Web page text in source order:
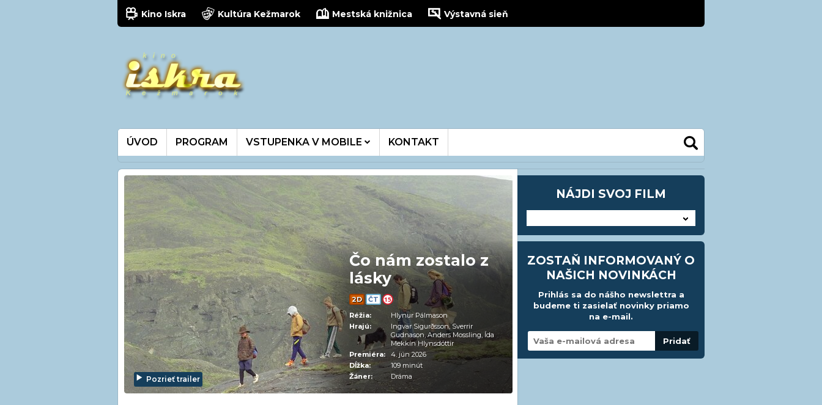
Kino Iskra Kultúra Kežmarok Mestská knižnica Výstavná sieň
ÚVOD PROGRAM VSTUPENKA V MOBILE KONTAKT
Pozrieť trailer
Čo nám zostalo z
lásky
2D ČT
15
Réžia:
Hlynur Pálmason
Hrajú:
Ingvar Sigurðsson, Sverrir
Gudnason, Anders Mossling, Ída
Mekkín Hlynsdóttir
Premiéra:
4. jún 2026
Dĺžka:
109 minút
Žáner:
Dráma
NÁJDI SVOJ FILM
ZOSTAŇ INFORMOVANÝ O
NAŠICH NOVINKÁCH
Prihlás sa do nášho newslettra a
budeme ti zasielať novinky priamo
na e-mail.